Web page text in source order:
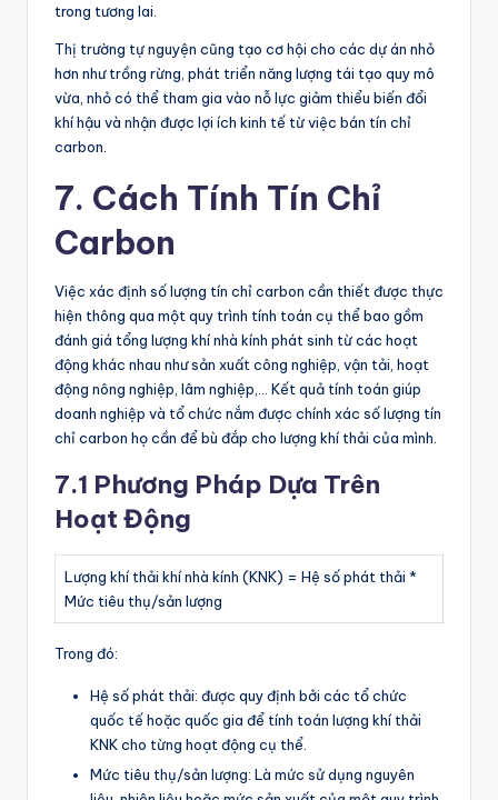
trong tương lai.
Thị trường tự nguyện cũng tạo cơ hội cho các dự án nhỏ
hơn như trồng rừng, phát triển năng lượng tái tạo quy mô
vừa, nhỏ có thể tham gia vào nỗ lực giảm thiểu biến đổi
khí hậu và nhận được lợi ích kinh tế từ việc bán tín chỉ
carbon.
7. Cách Tính Tín Chỉ
Carbon
Việc xác định số lượng tín chỉ carbon cần thiết được thực
hiện thông qua một quy trình tính toán cụ thể bao gồm
đánh giá tổng lượng khí nhà kính phát sinh từ các hoạt
động khác nhau như sản xuất công nghiệp, vận tải, hoạt
động nông nghiệp, lâm nghiệp,… Kết quả tính toán giúp
doanh nghiệp và tổ chức nắm được chính xác số lượng tín
chỉ carbon họ cần để bù đắp cho lượng khí thải của mình.
7.1 Phương Pháp Dựa Trên
Hoạt Động
Lượng khí thải khí nhà kính (KNK) = Hệ số phát thải *
Mức tiêu thụ/sản lượng
Trong đó:
Hệ số phát thải: được quy định bởi các tổ chức
quốc tế hoặc quốc gia để tính toán lượng khí thải
KNK cho từng hoạt động cụ thể.
Mức tiêu thụ/sản lượng: Là mức sử dụng nguyên